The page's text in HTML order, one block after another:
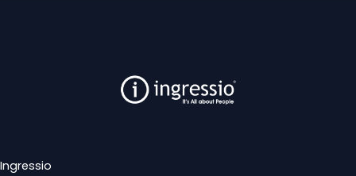
Ingressio